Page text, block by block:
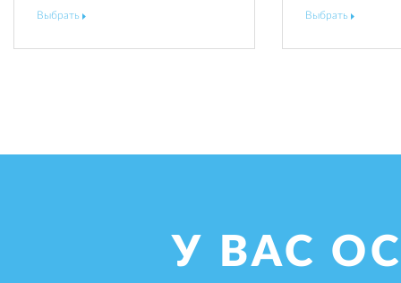
Выбрать Выбрать
У ВАС